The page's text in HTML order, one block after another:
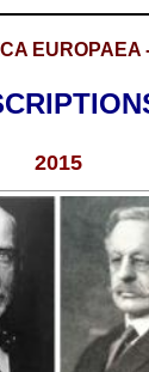
EUROPAEA
2015